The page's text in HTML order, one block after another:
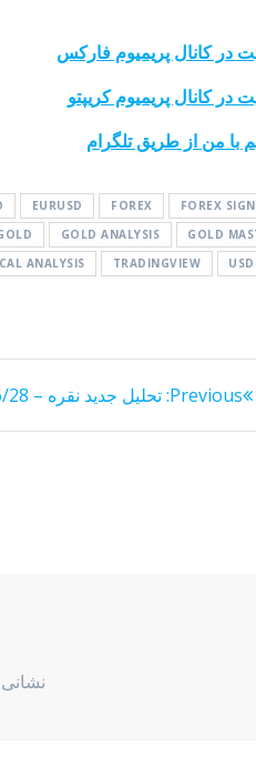
در کانال پریمیوم فارکس
کانال پریمیوم کریپتو
با من از طریق تلگرام
EURUSD FOREX
FOREX
GOLD ANALYSIS GOLD
ANALYSIS TRADINGVIEW
Previous:
Previous
تحلیل جدید نقره – 1404/06/28